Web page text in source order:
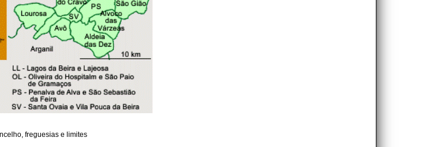
freguesias e limites